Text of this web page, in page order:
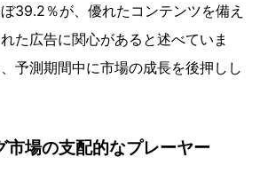
39.2％が、優れたコンテンツを備え
た広告に関心があると述べていま
予測期間中に市場の成長を後押しし
市場の支配的なプレーヤー